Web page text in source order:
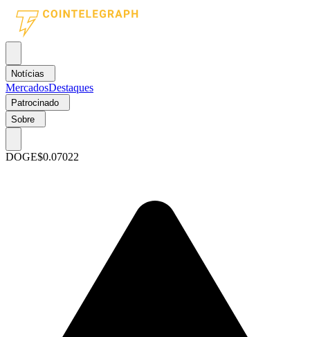
Notícias
MercadosDestaques
Patrocinado
Sobre
DOGE$0.07022